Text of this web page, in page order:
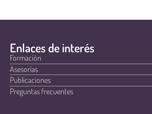
Enlaces de interés
Formación
Asesorías
Publicaciones
Preguntas frecuentes